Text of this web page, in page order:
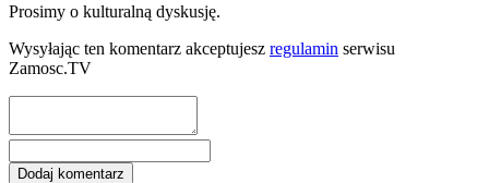
Prosimy o kulturalną dyskusję.
Wysyłając ten komentarz akceptujesz regulamin serwisu
Zamosc.TV